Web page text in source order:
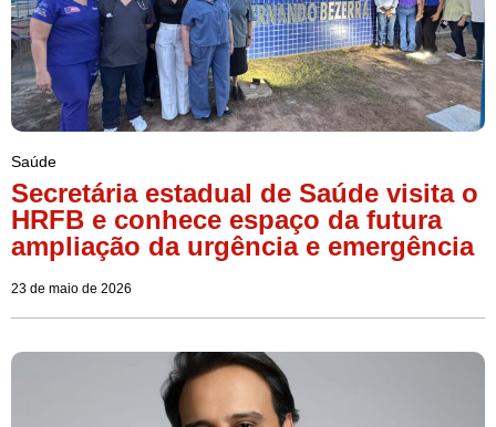
Saúde
Secretária estadual de Saúde visita o
HRFB e conhece espaço da futura
ampliação da urgência e emergência
23 de maio de 2026